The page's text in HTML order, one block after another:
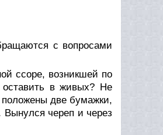
с вопросами
ссоре, возникшей по
в живых? Не
две бумажки,
Вынулся череп и через